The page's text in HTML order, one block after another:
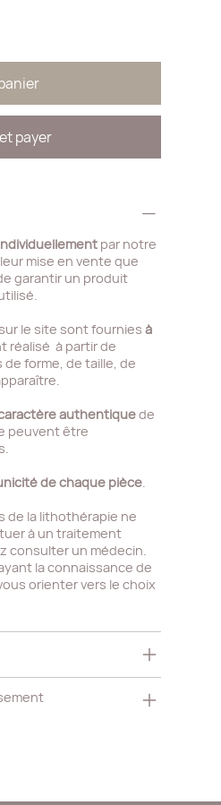
payer
par notre
mise en vente que
garantir un produit
le site sont fournies à
réalisé à partir de
de forme, de taille, de
authentiquede
peuvent être
de chaque pièce.
de la lithothérapie ne
à un traitement
consulter un médecin.
la connaissance de
orienter vers le choix